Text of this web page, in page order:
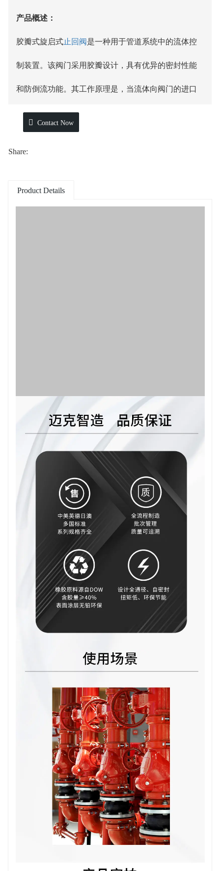
产品概述：
胶瓣式旋启式止回阀是一种用于管道系统中的流体控
制装置。该阀门采用胶瓣设计，具有优异的密封性能
和防倒流功能。其工作原理是，当流体向阀门的进口
方向流动时，胶瓣会被推开，允许流体通过阀门进入
应用领域：
Contact Now
Share:
Product Details